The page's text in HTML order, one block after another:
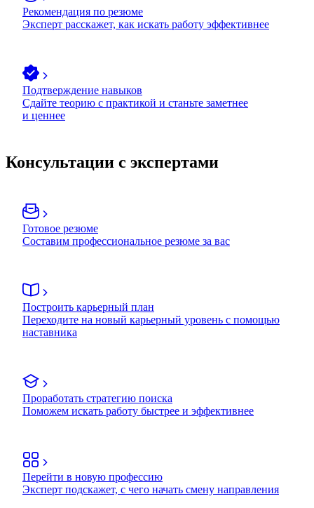
Рекомендация по резюме
Эксперт расскажет, как искать работу эффективнее
Подтверждение навыков
Сдайте теорию с практикой и станьте заметнее
и ценнее
Консультации с экспертами
Готовое резюме
Составим профессиональное резюме за вас
Построить карьерный план
Переходите на новый карьерный уровень с помощью
наставника
Проработать стратегию поиска
Поможем искать работу быстрее и эффективнее
Перейти в новую профессию
Эксперт подскажет, с чего начать смену направления